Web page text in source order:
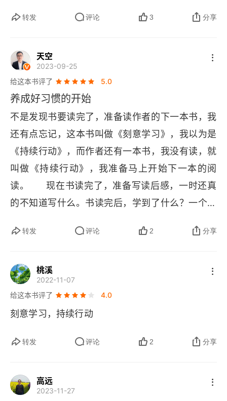
活跃程度的，那是有毒的。就像我说的，强即时反
终会让你上瘾，而且很难戒掉。一旦中了招，你就
和健康地成长离得越来越远了。所以在成长进步的
路上，一旦发现自己开始无节制地追求强即时反
馈，就赶紧 “剁” 了自己伸向手机的手。（本文文章
编号 1074，首发于 2016 年 12 月 14 日，修订于
2017 年 2 月 18 日）
速阅读” 的方式来阅读大量书籍。 🚢
两种感受：第
一拿起书就自然解决消失不见了，而实际上是你不
直接面对问题，问题就会始终在那里。第二，对于
一本书，你能消化多少，不是由采用的方法决定，
而是由你自身 “消化系统” 的能力决定，而这个 “消
化系统”，就是学以致用的能力。🚢 我对于写作有
一个观点是：我写我心，我写我情，我写我世界。
对我而言，写作是用来整理自己的世界，当你把自
己梳理好以后，你写的文章也会变得清晰明了，容
易理解。当我们关注自己内心的时候，其实更容易
章地变成了一种对自己内心世界的推演。
“行动”
解，行动是一个 “主动发起、投入资源、外界交
又要把自己的内心建设好，还有最重要的是，要产
续”。也有的释义是 “无间隔、连续不断”。所以，
持续行动的意思就是将行动延续下去，无间隔、连
转发 评论 3 分享
天空
2023-09-25
给这本书评了
5.0
养成好习惯的开始
不是发现书要读完了，准备读作者的下一本书，我
还有点忘记，这本书叫做《刻意学习》，我以为是
《持续行动》，而作者还有一本书，我没有读，就
叫做《持续行动》，我准备马上开始下一本的阅
读。      现在书读完了，准备写读后感，一时还真
的不知道写什么。书读完后，学到了什么？一个深
的同感。也是养成好习惯的开始 —— 持续行动。
不上来。这本书，是作者很多篇文章组合而成的，
进步的证明。      时间飞逝。三年很快会过去。自
拿的出手的！      忘记以前在什么地方看过，李嘉
诚说过，青年人，在刚开始工作的时候，要有不分
转发 评论 2 分享
桃溪
2022-11-07
给这本书评了
4.0
刻意学习，持续行动
转发 评论 2 分享
高远
2023-11-27